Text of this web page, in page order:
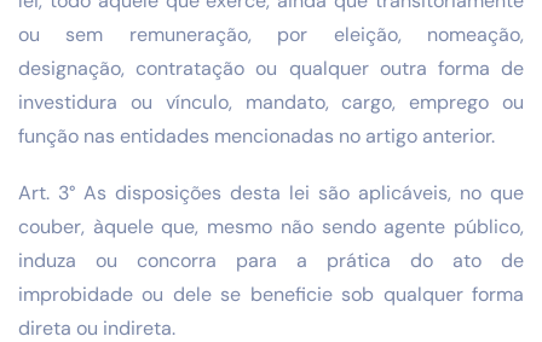
ou sem remuneração, por eleição, nomeação,
designação, contratação ou qualquer outra forma de
investidura ou vínculo, mandato, cargo, emprego ou
função nas entidades mencionadas no artigo anterior.
Art. 3° As disposições desta lei são aplicáveis, no que
couber, àquele que, mesmo não sendo agente público,
induza ou concorra para a prática do ato de
improbidade ou dele se beneficie sob qualquer forma
direta ou indireta.